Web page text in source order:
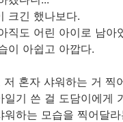
크긴 했나보다.
직도 어린 아이로 남아
이 아쉽고 아깝다.
저 혼자 샤워하는 거 찍
일기 쓴 걸 도담이에게
워하는 모습을 찍어달